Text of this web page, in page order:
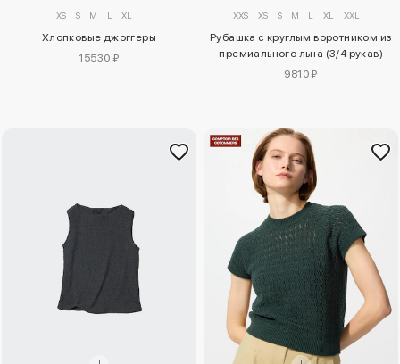
XS S M L XL
Хлопковые джоггеры
15530 ₽
XXS XS S M L XL XXL
Рубашка с круглым воротником из
премиального льна (3/4 рукав)
9810 ₽